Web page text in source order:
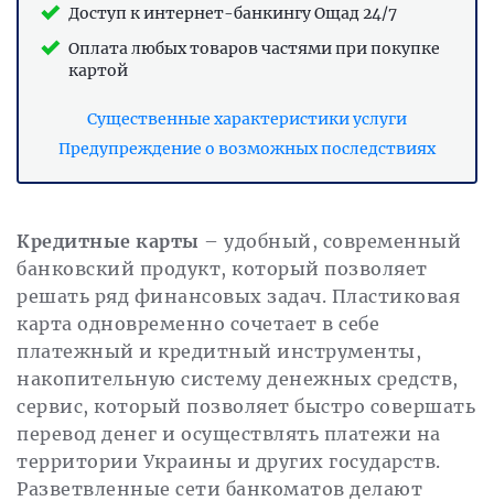
Доступ к интернет-банкингу Ощад 24/7
Оплата любых товаров частями при покупке
картой
Существенные характеристики услуги
Предупреждение о возможных последствиях
Кредитные карты – удобный, современный
банковский продукт, который позволяет
решать ряд финансовых задач. Пластиковая
карта одновременно сочетает в себе
платежный и кредитный инструменты,
накопительную систему денежных средств,
сервис, который позволяет быстро совершать
перевод денег и осуществлять платежи на
территории Украины и других государств.
Разветвленные сети банкоматов делают